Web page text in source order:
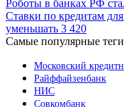
Роботы в банках РФ
Ставки по кредитам
уменьшать 3 420
Самые популярные теги
Московский
Райффайзенбанк
НИС
Совкомбанк